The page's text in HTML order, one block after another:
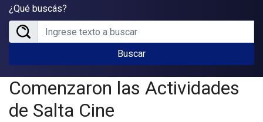
¿Qué buscás?
Buscar
Comenzaron las Actividades
de Salta Cine